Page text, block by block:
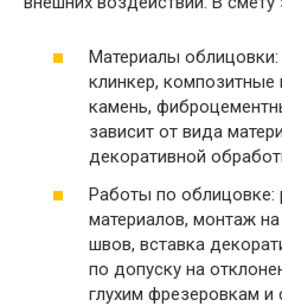
Материалы облицовки:
клинкер, композитные
камень,
зависит от вида
декоративной
Работы по облицовке:
материалов, монтаж
швов, вставка
по допуску на
глухим фрезеровкам и